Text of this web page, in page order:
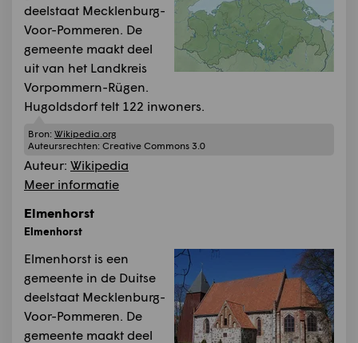
deelstaat Mecklenburg-
Voor-Pommeren. De
gemeente maakt deel
uit van het Landkreis
Vorpommern-Rügen.
Hugoldsdorf telt 122 inwoners.
Bron: Wikipedia.org
Auteursrechten: Creative Commons 3.0
Auteur: Wikipedia
Meer informatie
Elmenhorst
Elmenhorst
Elmenhorst is een
gemeente in de Duitse
deelstaat Mecklenburg-
Voor-Pommeren. De
gemeente maakt deel